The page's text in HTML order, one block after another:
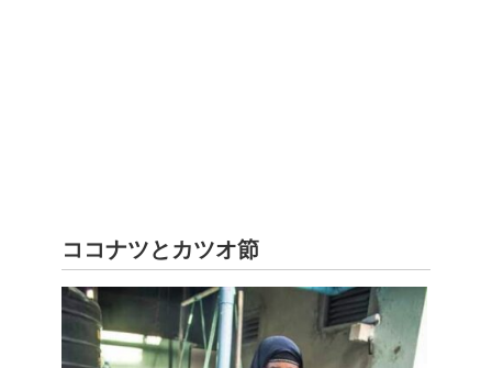
ココナツとカツオ節